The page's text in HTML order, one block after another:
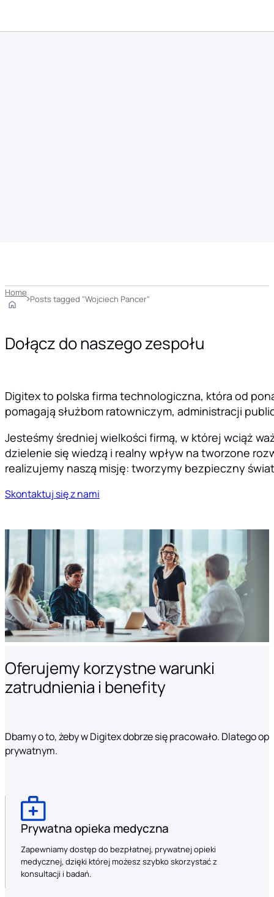
Home
Posts tagged "Wojciech Pancer"
Dołącz do naszego zespołu
Digitex to polska firma technologiczna, która od
pomagają służbom ratowniczym, administracji
Jesteśmy średniej wielkości firmą, w której wciąż
dzielenie się wiedzą i realny wpływ na tworzone
realizujemy naszą misję: tworzymy bezpieczny
Skontaktuj się z nami
Oferujemy korzystne warunki
zatrudnienia i benefity
Dbamy o to, żeby w Digitex dobrze się pracowało. Dlatego
prywatnym.
Prywatna opieka medyczna
Zapewniamy dostęp do bezpłatnej, prywatnej opieki
medycznej, dzięki której możesz szybko skorzystać z
konsultacji i badań.